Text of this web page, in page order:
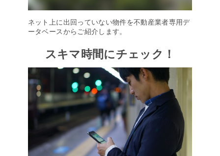
ネット上に出回っていない物件を不動産業者専用デ
ータベースからご紹介します。
スキマ時間にチェック！